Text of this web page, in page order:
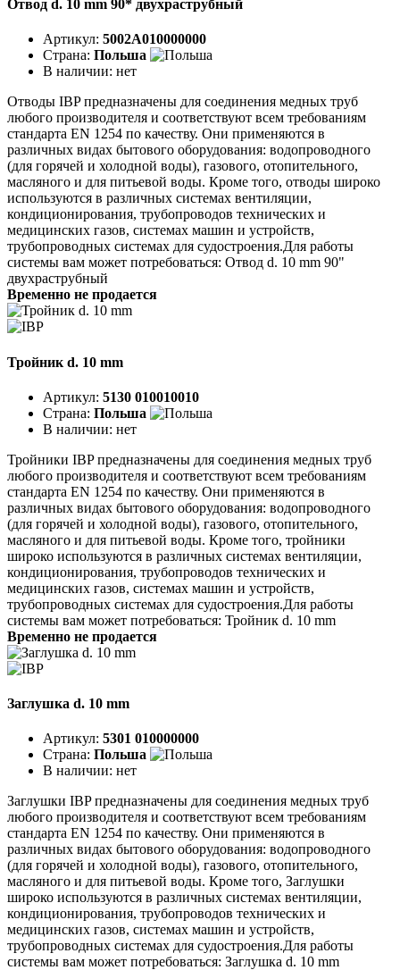
Отвод d. 10 mm 90* двухраструбный
Артикул: 5002A010000000
Страна: Польша
В наличии: нет
Отводы IBP предназначены для соединения медных труб
любого производителя и соответствуют всем требованиям
стандарта EN 1254 по качеству. Они применяются в
различных видах бытового оборудования: водопроводного
(для горячей и холодной воды), газового, отопительного,
масляного и для питьевой воды. Кроме того, отводы широко
используются в различных системах вентиляции,
кондиционирования, трубопроводов технических и
медицинских газов, системах машин и устройств,
трубопроводных системах для судостроения.Для работы
системы вам может потребоваться: Отвод d. 10 mm 90"
двухраструбный
Временно не продается
Тройник d. 10 mm
Артикул: 5130 010010010
Страна: Польша
В наличии: нет
Тройники IBP предназначены для соединения медных труб
любого производителя и соответствуют всем требованиям
стандарта EN 1254 по качеству. Они применяются в
различных видах бытового оборудования: водопроводного
(для горячей и холодной воды), газового, отопительного,
масляного и для питьевой воды. Кроме того, тройники
широко используются в различных системах вентиляции,
кондиционирования, трубопроводов технических и
медицинских газов, системах машин и устройств,
трубопроводных системах для судостроения.Для работы
системы вам может потребоваться: Тройник d. 10 mm
Временно не продается
Заглушка d. 10 mm
Артикул: 5301 010000000
Страна: Польша
В наличии: нет
Заглушки IBP предназначены для соединения медных труб
любого производителя и соответствуют всем требованиям
стандарта EN 1254 по качеству. Они применяются в
различных видах бытового оборудования: водопроводного
(для горячей и холодной воды), газового, отопительного,
масляного и для питьевой воды. Кроме того, Заглушки
широко используются в различных системах вентиляции,
кондиционирования, трубопроводов технических и
медицинских газов, системах машин и устройств,
трубопроводных системах для судостроения.Для работы
системы вам может потребоваться: Заглушка d. 10 mm